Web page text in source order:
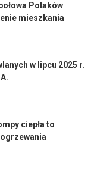
Polaków
mieszkania
w lipcu 2025 r.
ciepła to